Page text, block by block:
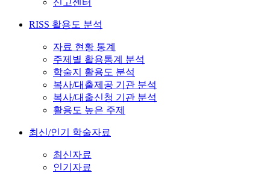
신고센터
RISS 활용도 분석
자료 현황 통계
주제별 활용통계 분석
학술지 활용도 분석
복사/대출제공 기관 분석
복사/대출신청 기관 분석
활용도 높은 주제
최신/인기 학술자료
최신자료
인기자료